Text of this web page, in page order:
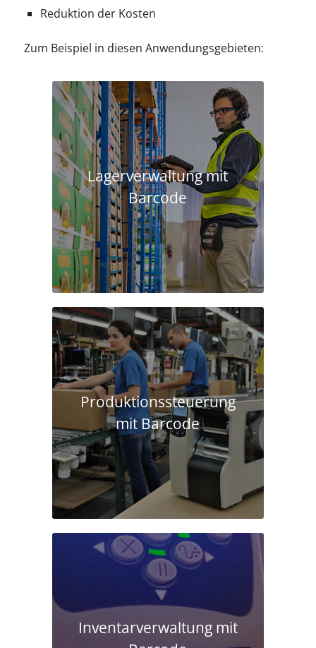
Reduktion der Kosten
Zum Beispiel in diesen Anwendungsgebieten:
Lagerverwaltung mit
Barcode
Produktions­steuerung
mit Barcode
Inventarverwaltung mit